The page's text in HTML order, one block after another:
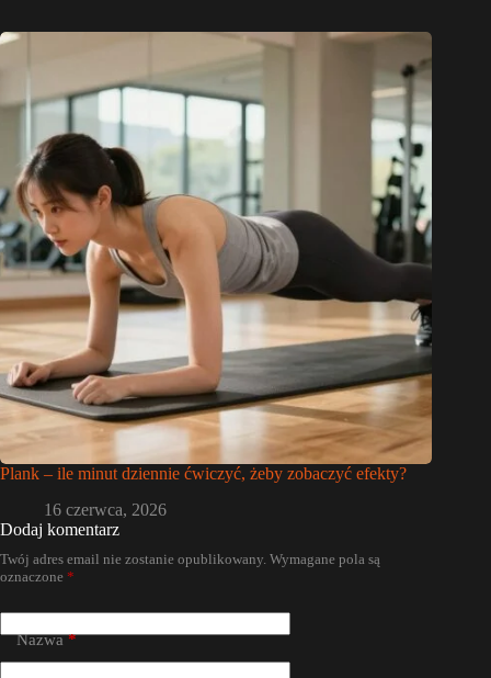
Plank – ile minut dziennie ćwiczyć, żeby zobaczyć efekty?
16 czerwca, 2026
Dodaj komentarz
Twój adres email nie zostanie opublikowany. Wymagane pola są
oznaczone *
Nazwa*